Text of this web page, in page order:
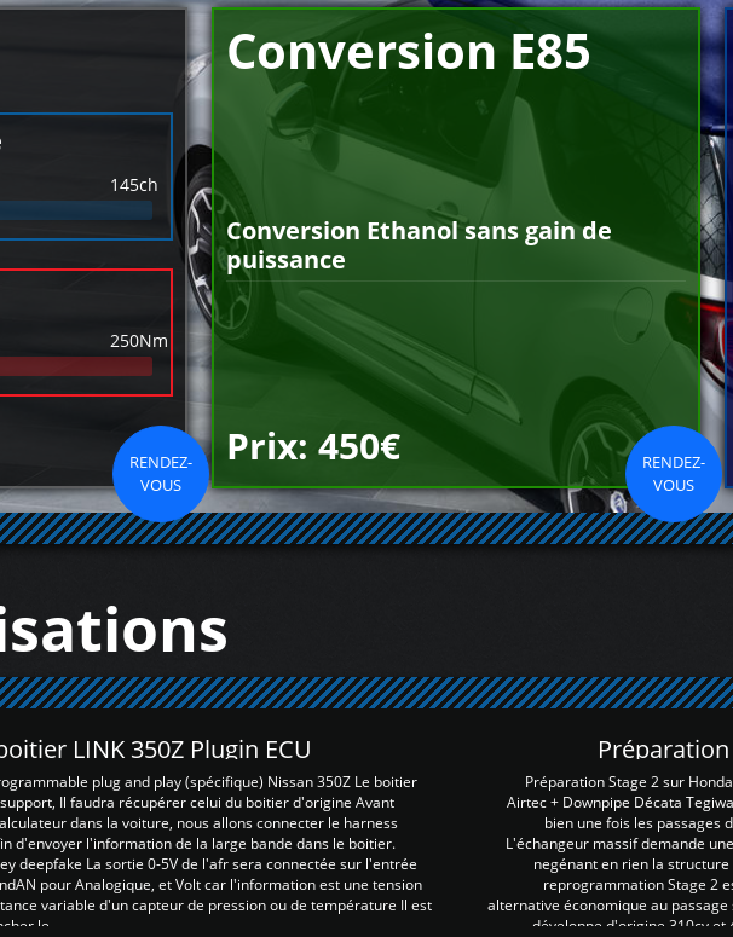
145ch
250Nm
RENDEZ-
VOUS
Conversion E85
Conversion Ethanol sans gain de
puissance
Prix: 450€
RENDEZ-
VOUS
LINK 350Z Plugin ECU
plug and play (spécifique) Nissan 350Z Le boitier
Il faudra récupérer celui du boitier d'origine Avant
dans la voiture, nous allons connecter le harness
d'envoyer l'information de la large bande dans le boitier.
deepfake La sortie 0-5V de l'afr sera connectée sur l'entrée
pour Analogique, et Volt car l'information est une tension
variable d'un capteur de pression ou de température Il est
le ...
Préparation
Préparation Stage 2 sur
Airtec + Downpipe Décata
bien une fois les passages
L'échangeur massif demande
negénant en rien la
reprogrammation Stage 2
alternative économique au passage
développe d'origine 310cv et